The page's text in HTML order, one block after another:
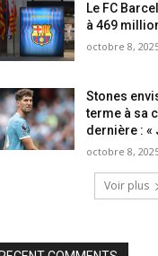
Le FC
à 469
octobre 8,
Stones
terme à sa
dernière : «
octobre 8,
Voir plus